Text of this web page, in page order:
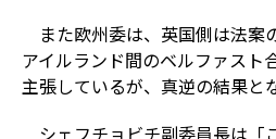
また欧州委は、英国側は法案
アイルランド間のベルファスト
主張しているが、真逆の結果と
シェフチョビチ副委員長は「